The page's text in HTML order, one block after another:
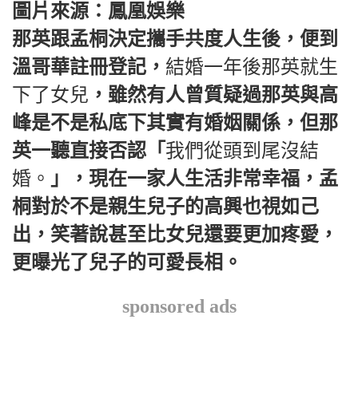
圖片來源：鳳凰娛樂
那英跟孟桐決定攜手共度人生後，便到
溫哥華註冊登記， 結婚一年後那英就生
下了女兒 ，雖然有人曾質疑過那英與高
峰是不是私底下其實有婚姻關係，但那
英一聽直接否認「 我們從頭到尾沒結
婚。 」，現在一家人生活非常幸福，孟
桐對於不是親生兒子的高興也視如己
出，笑著說甚至比女兒還要更加疼愛，
更曝光了兒子的可愛長相。
sponsored ads